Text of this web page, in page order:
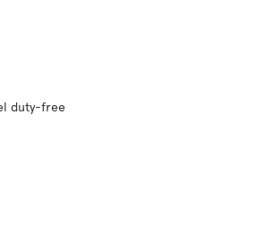
duty-free